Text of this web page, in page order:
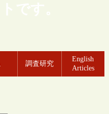
です。
調査研究
English
Articles